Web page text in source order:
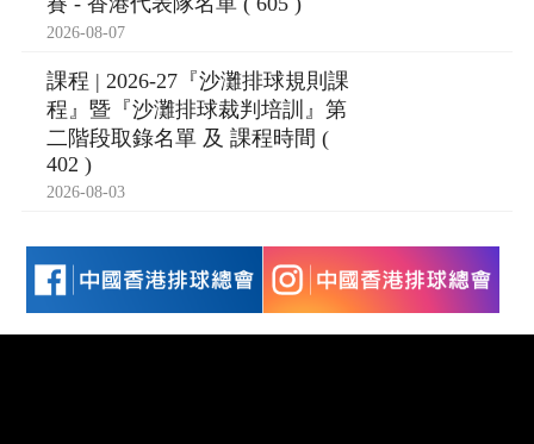
2026-08-07
課程 | 2026-27『沙灘排球規則課
程』暨『沙灘排球裁判培訓』第
二階段取錄名單 及 課程時間 (
402 )
2026-08-03